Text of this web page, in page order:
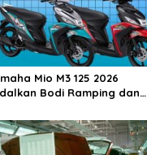
Mio M3 125 2026
Bodi Ramping dan